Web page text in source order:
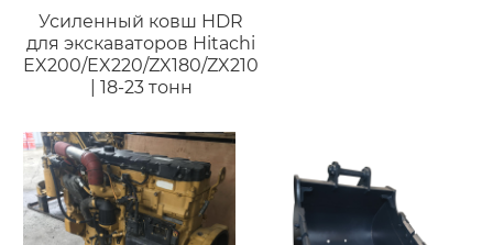
Усиленный ковш HDR
для экскаваторов Hitachi
EX200/EX220/ZX180/ZX210
| 18-23 тонн